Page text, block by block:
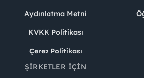
Aydınlatma Metni
KVKK Politikası
Çerez Politikası
ŞIRKETLER İÇIN